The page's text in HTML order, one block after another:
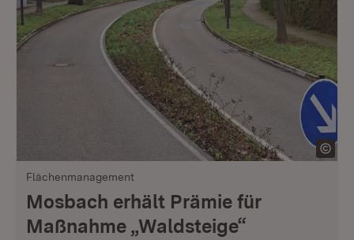
Flächenmanagement
Mosbach erhält Prämie für
Maßnahme „Waldsteige“